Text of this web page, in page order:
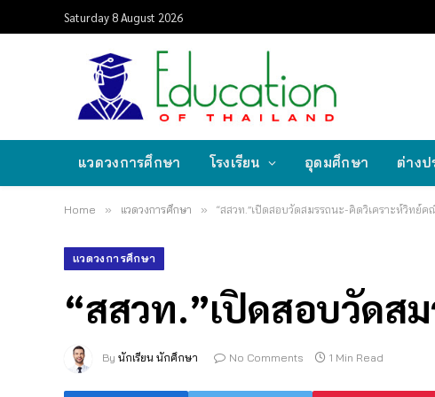
Saturday 8 August 2026
แวดวงการศึกษา โรงเรียน อุดมศึกษา ต่างป
Home » แวดวงการศึกษา » “สสวท.”เปิดสอบวัดสมรรถนะ-คิดวิเคราะห์วิทย์ค
แวดวงการศึกษา
“สสวท.”เปิดสอบวัดส
By นักเรียน นักศึกษา No Comments 1 Min Read